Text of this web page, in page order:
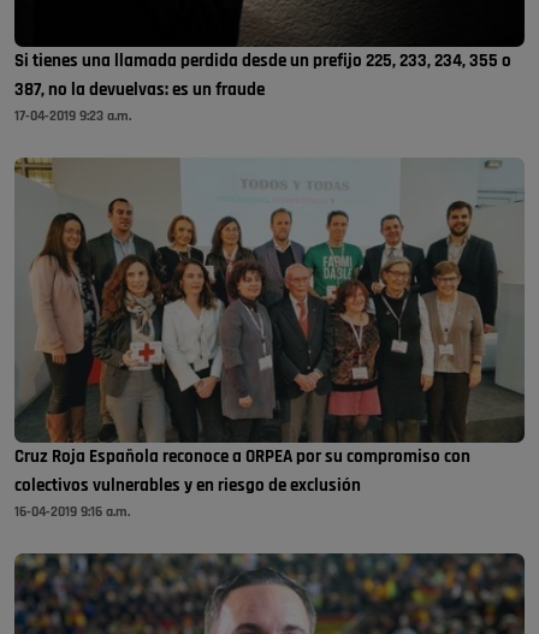
Si tienes una llamada perdida desde un prefijo 225, 233, 234, 355 o
387, no la devuelvas: es un fraude
17-04-2019 9:23 a.m.
Cruz Roja Española reconoce a ORPEA por su compromiso con
colectivos vulnerables y en riesgo de exclusión
16-04-2019 9:16 a.m.